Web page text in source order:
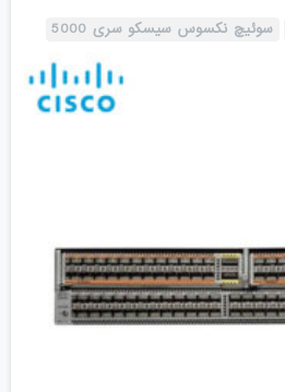
سوئیچ نکسوس سیسکو سری 5000